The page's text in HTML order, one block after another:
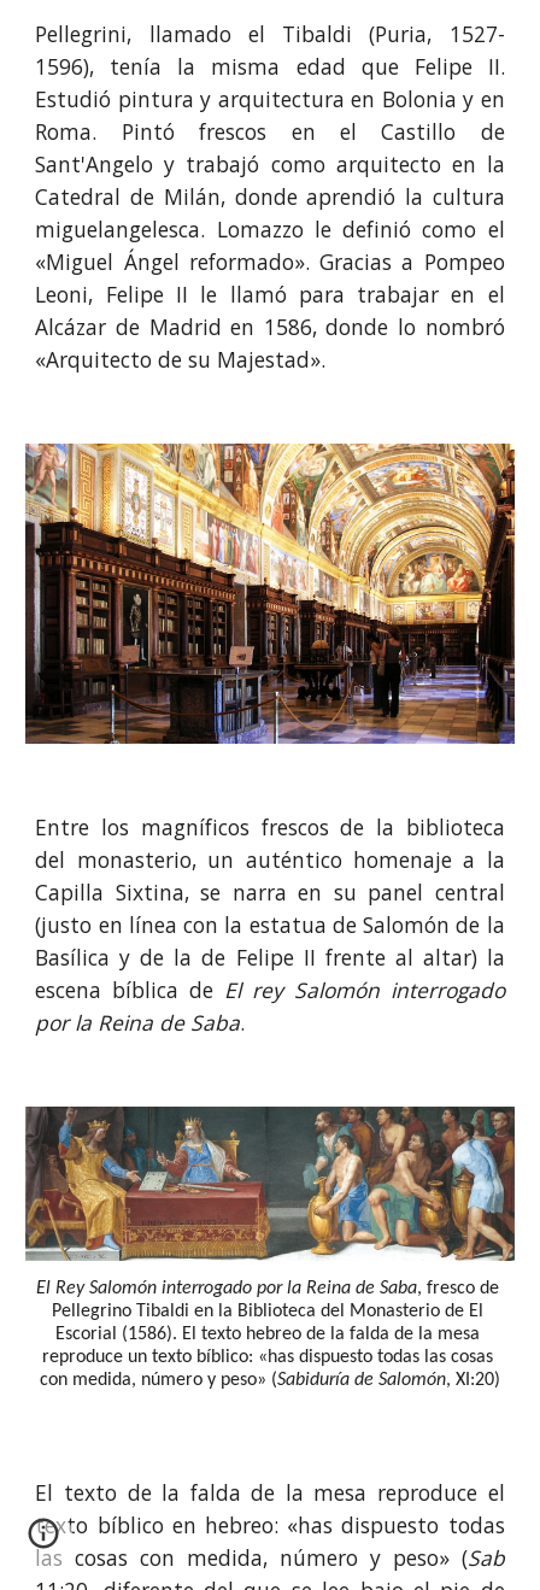
Pellegrini, llamado el Tibaldi (Puria, 1527-
1596), tenía la misma edad que Felipe II.
Estudió pintura y arquitectura en Bolonia y en
Roma. Pintó frescos en el Castillo de
Sant'Angelo y trabajó como arquitecto en la
Catedral de Milán, donde aprendió la cultura
miguelangelesca. Lomazzo le definió como el
«Miguel Ángel reformado». Gracias a Pompeo
Leoni, Felipe II le llamó para trabajar en el
Alcázar de Madrid en 1586, donde lo nombró
«Arquitecto de su Majestad».
Entre los magníficos frescos de la biblioteca
del monasterio, un auténtico homenaje a la
Capilla Sixtina, se narra en su panel central
(justo en línea con la estatua de Salomón de la
Basílica y de la de Felipe II frente al altar) la
escena bíblica de El rey Salomón interrogado
por la Reina de Saba.
El Rey Salomón interrogado por la Reina de Saba, fresco de
Pellegrino Tibaldi en la Biblioteca del Monasterio de El
Escorial (1586). El texto hebreo de la falda de la mesa
reproduce un texto bíblico: «has dispuesto todas las cosas
con medida, número y peso» (Sabiduría de Salomón, XI:20)
El texto de la falda de la mesa reproduce el
texto bíblico en hebreo: «has dispuesto todas
las cosas con medida, número y peso» (Sab